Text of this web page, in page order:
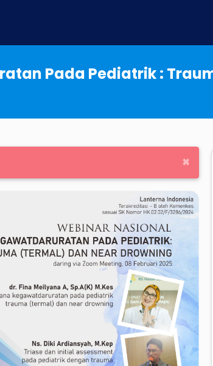
Pada Pediatrik :
×